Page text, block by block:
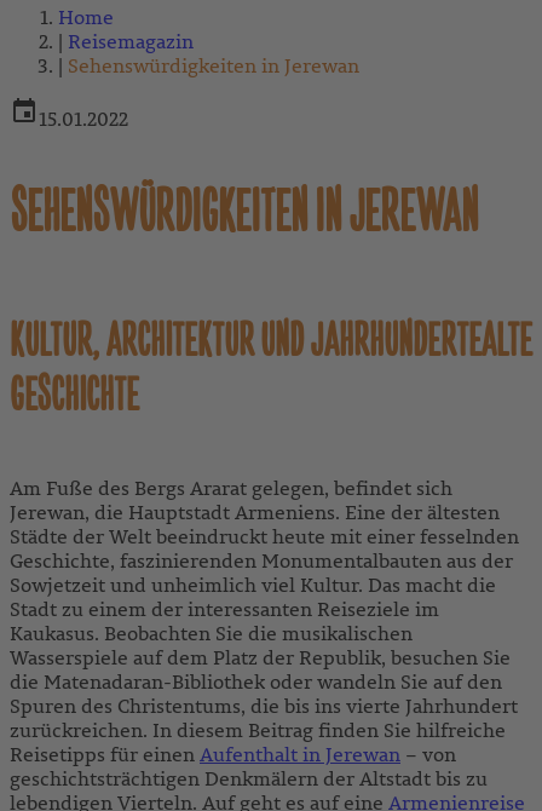
Home
Reisemagazin
Sehenswürdigkeiten in Jerewan
15.01.2022
SEHENSWÜRDIGKEITEN IN JEREWAN
KULTUR, ARCHITEKTUR UND JAHRHUNDERTEALTE
GESCHICHTE
Am Fuße des Bergs Ararat gelegen, befindet sich
Jerewan, die Hauptstadt Armeniens. Eine der ältesten
Städte der Welt beeindruckt heute mit einer fesselnden
Geschichte, faszinierenden Monumentalbauten aus der
Sowjetzeit und unheimlich viel Kultur. Das macht die
Stadt zu einem der interessanten Reiseziele im
Kaukasus. Beobachten Sie die musikalischen
Wasserspiele auf dem Platz der Republik, besuchen Sie
die Matenadaran-Bibliothek oder wandeln Sie auf den
Spuren des Christentums, die bis ins vierte Jahrhundert
zurückreichen. In diesem Beitrag finden Sie hilfreiche
Reisetipps für einenAufenthalt in Jerewan – von
geschichtsträchtigen Denkmälern der Altstadt bis zu
lebendigen Vierteln. Auf geht es auf eine Armenienreise